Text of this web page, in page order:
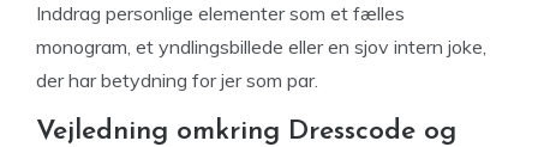
Inddrag personlige elementer som et fælles
monogram, et yndlingsbillede eller en sjov intern joke,
der har betydning for jer som par.
Vejledning omkring Dresscode og